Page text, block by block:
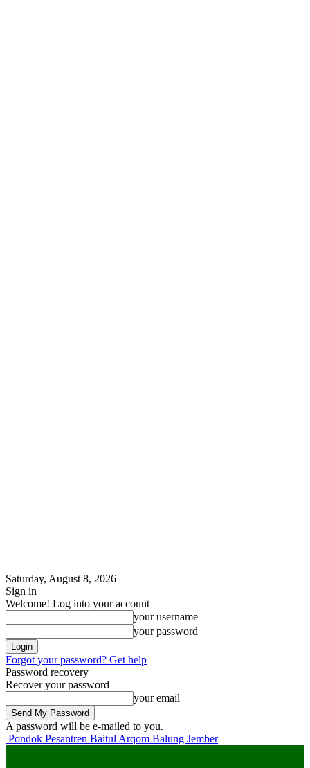
Saturday, August 8, 2026
Sign in
Welcome! Log into your account
your username
your password
Forgot your password? Get help
Password recovery
Recover your password
your email
A password will be e-mailed to you.
Pondok Pesantren Baitul Arqom Balung Jember